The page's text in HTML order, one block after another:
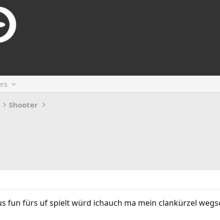
Shooter
fun fürs uf spielt würd ichauch ma mein clankürzel